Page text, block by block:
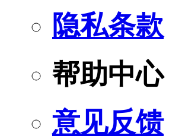
隐私条款
帮助中心
意见反馈